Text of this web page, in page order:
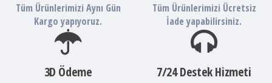
Tüm Ürünlerimizi Aynı Gün
Kargo yapıyoruz.
Tüm Ürünlerimizi Ücretsiz
İade yapabilirsiniz.
3D Ödeme 7/24 Destek Hizmeti